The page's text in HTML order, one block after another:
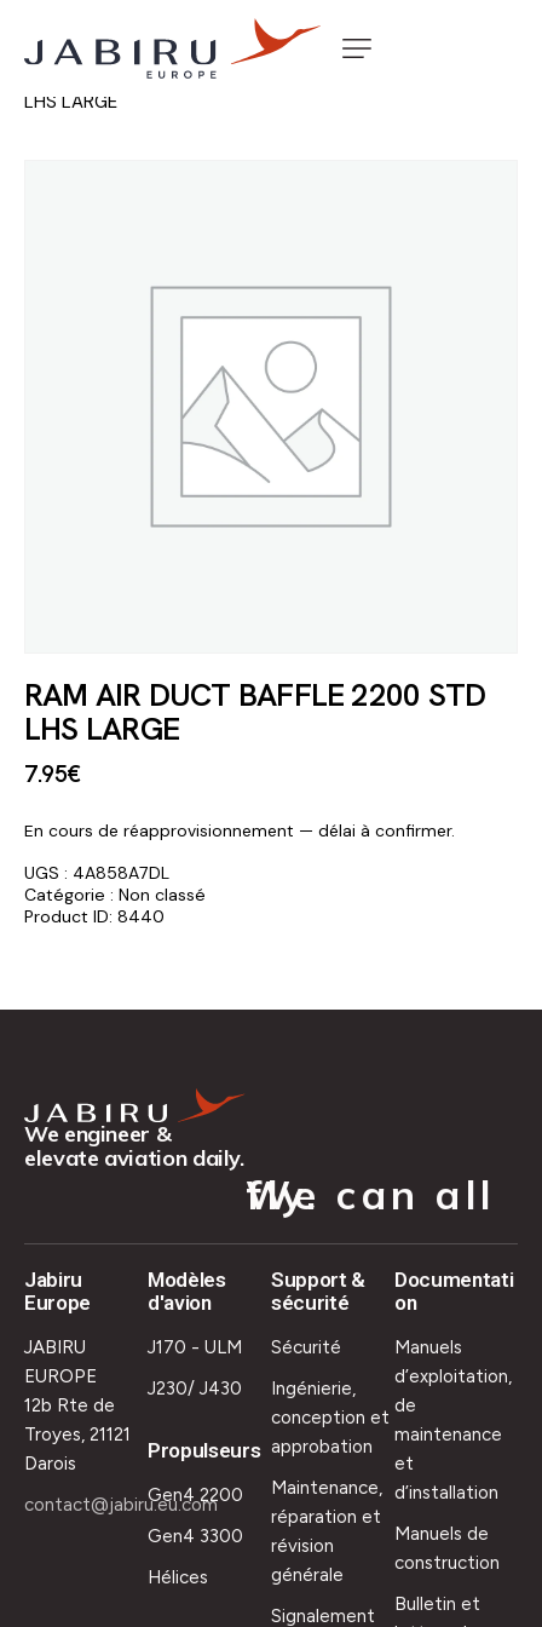
Accueil Non classé
LHS LARGE
RAM AIR DUCT BAFFLE 2200 STD
LHS LARGE
7.95€
En cours de réapprovisionnement — délai à confirmer.
UGS : 4A858A7DL
Catégorie : Non classé
Product ID: 8440
We engineer &
elevate aviation daily.
We can all fly.
Jabiru
Europe
JABIRU
EUROPE
12b Rte de
Troyes, 21121
Darois
contact@jabiru.eu.com
Modèles
d'avion
J170 - ULM
J230/ J430
Propulseurs
Gen4 2200
Gen4 3300
Hélices
Support &
sécurité
Sécurité
Ingénierie,
conception et
approbation
Maintenance,
réparation et
révision
générale
Signalement
Documentati
on
Manuels
d’exploitation,
de
maintenance
et
d’installation
Manuels de
construction
Bulletin et